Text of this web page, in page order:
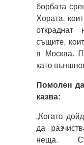
борбата
Хората,
същите,
в Москва.
като
Помолен
казва:
„Когато
да
неща.